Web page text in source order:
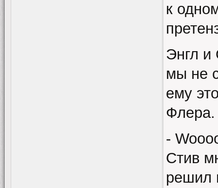
к
Энгл и
мы не
ему
Флера.
-
Стив
решил